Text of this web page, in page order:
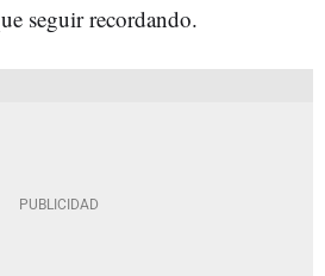
seguir recordando.